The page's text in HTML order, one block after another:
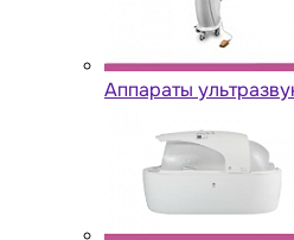
Аппараты